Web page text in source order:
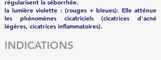
régularisent la séborrhée.
la lumière violette : (rouges + bleues): Elle atténue
les phénomènes cicatriciels (cicatrices d'acné
légères, cicatrices inflammatoires).
INDICATIONS